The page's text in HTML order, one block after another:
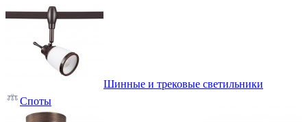
Шинные и трековые светильники
Споты